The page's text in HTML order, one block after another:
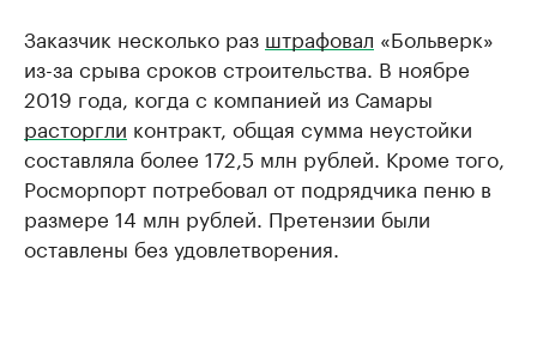
Заказчик несколько раз штрафовал «Больверк»
из-за срыва сроков строительства. В ноябре
2019 года, когда с компанией из Самары
расторгли контракт, общая сумма неустойки
составляла более 172,5 млн рублей. Кроме того,
Росморпорт потребовал от подрядчика пеню в
размере 14 млн рублей. Претензии были
оставлены без удовлетворения.